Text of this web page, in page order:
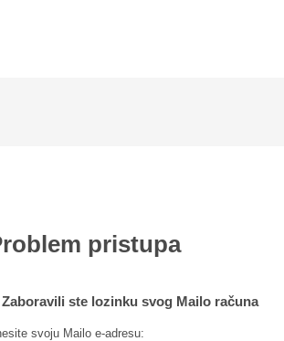
pristupa
Zaboravili ste lozinku svog Mailo računa
svoju Mailo e-adresu: